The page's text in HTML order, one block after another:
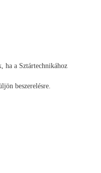
ha a Sztártechnikához
beszerelésre.